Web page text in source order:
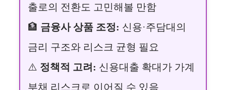
출로의 전환도 고민해볼 만함
🏦 금융사 상품 조정: 신용·주담대의
금리 구조와 리스크 균형 필요
⚠️ 정책적 고려: 신용대출 확대가 가계
부채 리스크로 이어질 수 있음